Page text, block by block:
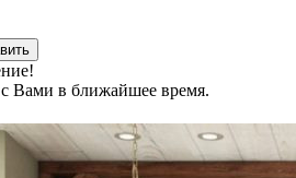
Вами в ближайшее время.